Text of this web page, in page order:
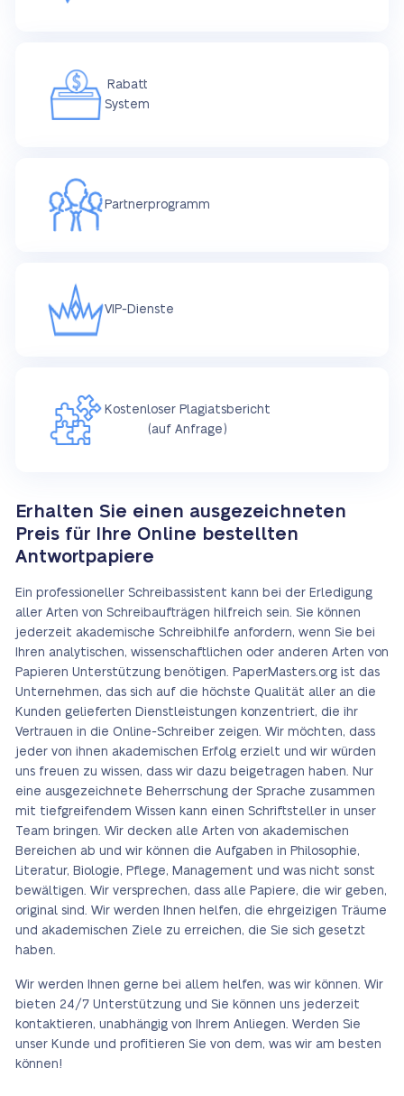
Rabatt
System
Partnerprogramm
VIP-Dienste
Kostenloser Plagiatsbericht
(auf Anfrage)
Erhalten Sie einen ausgezeichneten
Preis für Ihre Online bestellten
Antwortpapiere
Ein professioneller Schreibassistent kann bei der Erledigung
aller Arten von Schreibaufträgen hilfreich sein. Sie können
jederzeit akademische Schreibhilfe anfordern, wenn Sie bei
Ihren analytischen, wissenschaftlichen oder anderen Arten von
Papieren Unterstützung benötigen. PaperMasters.org ist das
Unternehmen, das sich auf die höchste Qualität aller an die
Kunden gelieferten Dienstleistungen konzentriert, die ihr
Vertrauen in die Online-Schreiber zeigen. Wir möchten, dass
jeder von ihnen akademischen Erfolg erzielt und wir würden
uns freuen zu wissen, dass wir dazu beigetragen haben. Nur
eine ausgezeichnete Beherrschung der Sprache zusammen
mit tiefgreifendem Wissen kann einen Schriftsteller in unser
Team bringen. Wir decken alle Arten von akademischen
Bereichen ab und wir können die Aufgaben in Philosophie,
Literatur, Biologie, Pflege, Management und was nicht sonst
bewältigen. Wir versprechen, dass alle Papiere, die wir geben,
original sind. Wir werden Ihnen helfen, die ehrgeizigen Träume
und akademischen Ziele zu erreichen, die Sie sich gesetzt
haben.
Wir werden Ihnen gerne bei allem helfen, was wir können. Wir
bieten 24/7 Unterstützung und Sie können uns jederzeit
kontaktieren, unabhängig von Ihrem Anliegen. Werden Sie
unser Kunde und profitieren Sie von dem, was wir am besten
können!